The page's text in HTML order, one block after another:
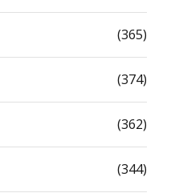
(365)
(374)
(362)
(344)